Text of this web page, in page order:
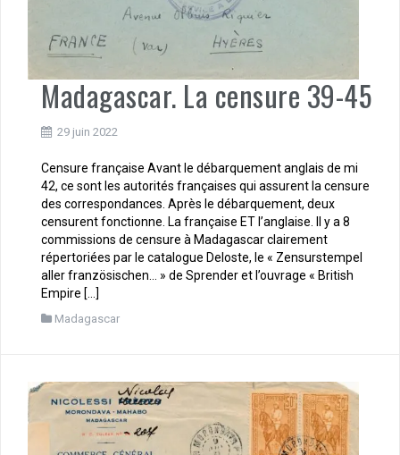
Madagascar. La censure 39-45
29 juin 2022
Censure française Avant le débarquement anglais de mi
42, ce sont les autorités françaises qui assurent la censure
des correspondances. Après le débarquement, deux
censurent fonctionne. La française ET l’anglaise. Il y a 8
commissions de censure à Madagascar clairement
répertoriées par le catalogue Deloste, le « Zensurstempel
aller französischen… » de Sprender et l’ouvrage « British
Empire […]
Madagascar